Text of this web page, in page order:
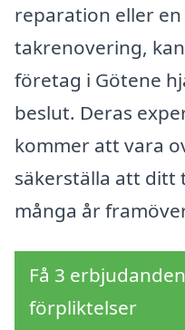
reparation eller
takrenovering,
företag i Götene
beslut. Deras
kommer att vara
säkerställa att ditt
många år
Få 3
förpliktelser